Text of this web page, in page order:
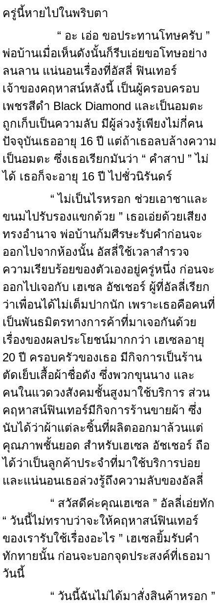
ครู่นี้หายไปในพริบตา
“ อะ เอ่อ ขอประทานโทษครับ ”
พ่อบ้านเมื่อเห็นดังนั้นก็รีบเอ่ยขอโทษอย่าง
ลนลาน แน่นอนเรื่องที่อัสลี่ ฟินเทอร์
เจ้าของคฤหาสน์หลังนี้ เป็นผู้ครอบครอบ
เพชรสีดำ Black Diamond และเป็นอมตะ
ถูกเก็บเป็นความลับ มีผู้ล่วงรู้เพียงไม่กี่คน
ปัจจุบันเธออายุ 16 ปี แต่ถ้าเธอลบล้างความ
เป็นอมตะ ซึ่งเธอเรียกมันว่า “ คำสาป ” ไม่
ได้ เธอก็จะอายุ 16 ปี ไปชั่วนิรันดร์
“ ไม่เป็นไรหรอก ช่วยเอาชาและ
ขนมไปรับรองแขกด้วย ” เธอเอ่ยด้วยเสียง
ทรงอำนาจ พ่อบ้านก้มศีรษะรับคำก่อนจะ
ออกไปจากห้องนั้น อัสลี่ใช้เวลาสำรวจ
ความเรียบร้อยของตัวเองอยู่ครู่หนึ่ง ก่อนจะ
ออกไปเจอกับ เฮเซล อัชเชอร์ ผู้ที่อัลลี่เรียก
ว่าเพื่อนได้ไม่เต็มปากนัก เพราะเธอคือคนที่
เป็นพันธมิตรทางการค้าที่มาเจอกันด้วย
เรื่องของผลประโยชน์มากกว่า เฮเซลอายุ
20 ปี ครอบครัวของเธอ มีกิจการเป็นร้าน
ตัดเย็บเสื้อผ้าชื่อดัง ซึ่งพวกขุนนาง และ
คนในแวดวงสังคมชั้นสูงมาใช้บริการ ส่วน
คฤหาสน์ฟินเทอร์มีกิจการร้านขายผ้า ซึ่ง
นับได้ว่าผ้าแต่ละชิ้นที่ผลิตออกมาล้วนแต่
คุณภาพชั้นยอด สำหรับเฮเซล อัชเชอร์ ถือ
ได้ว่าเป็นลูกค้าประจำที่มาใช้บริการบ่อย
และแน่นอนเธอล่วงรู้ถึงความลับของอัลลี่
“ สวัสดีค่ะคุณเฮเซล ” อัลลี่เอ่ยทัก
“ วันนี้ไม่ทราบว่าจะให้คฤหาสน์ฟินเทอร์
ของเรารับใช้เรื่องอะไร ” เฮเซลยิ้มรับคำ
ทักทายนั้น ก่อนจะบอกจุดประสงค์ที่เธอมา
วันนี้
“ วันนี้ฉันไม่ได้มาสั่งสินค้าหรอก ”